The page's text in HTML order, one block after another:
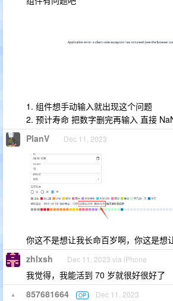
1. 组件想手动输入就出现这个问题
2. 预计寿命 把数字删完再输入 直接
PlanV Dec 11, 2023
你这不是想让我长命百岁啊，你这是想
zhlxsh Dec 11, 2023 via iPhone
我觉得，我能活到 70 岁就很好很好了
857681664 OP Dec 11, 2023